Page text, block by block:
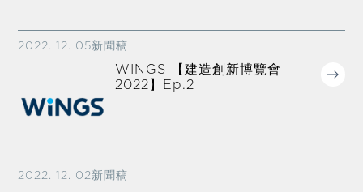
2022. 12. 05新聞稿
WINGS 【建造創新博覽會
2022】Ep.2
2022. 12. 02新聞稿